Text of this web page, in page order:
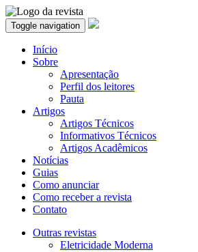
Toggle navigation
Início
Sobre
Apresentação
Perfil dos leitores
Pauta
Artigos
Artigos Técnicos
Informativos Técnicos
Artigos Acadêmicos
Notícias
Guias
Como anunciar
Como receber a revista
Contato
Outras revistas
Eletricidade Moderna